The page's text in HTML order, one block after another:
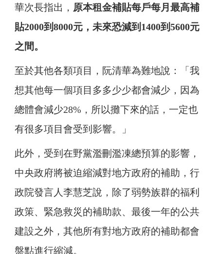
華次長指出， 原本租金補貼每戶每月最高補
貼2000到8000元，未來恐減到1400到5600元
之間。
至於其他各類項目，阮清華為難地說：「我
想其他每一個項目多多少少都會減少，因為
總體會減少28%，所以攤下來的話，一定也
有很多項目會受到影響。」
此外，受到在野黨濫刪濫凍總預算的影響，
中央政府將被迫縮減對地方政府的補助，行
政院發言人李慧芝說，除了弱勢族群的福利
政策、緊急救災的補助款、最後一年的公共
建設之外，其他所有對地方政府的補助都會
盤點進行縮減。